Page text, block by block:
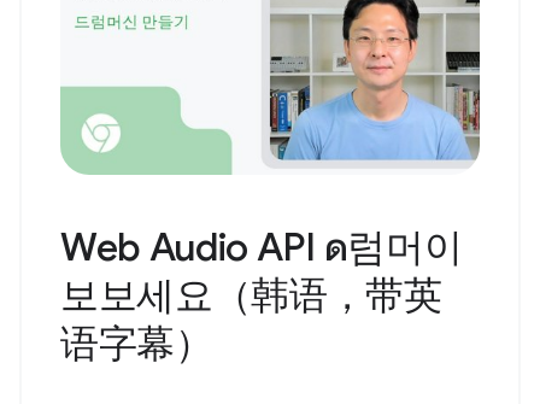
Web Audio API ด럼머이
보보세요（韩语，带英
语字幕）